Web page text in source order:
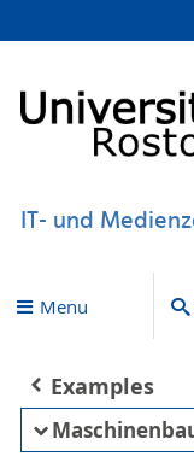
IT- und
Menu
Examples